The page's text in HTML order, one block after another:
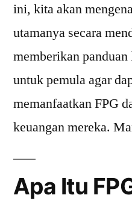
ini, kita akan
utamanya secara
memberikan
untuk pemula agar
memanfaatkan FPG
keuangan mereka.
Apa Itu